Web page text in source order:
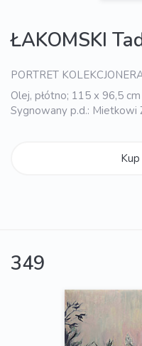
ŁAKOMSKI
PORTRET
Olej, płótno; 115 x 96,5 cm
Sygnowany p.d.: Mietkowi
349